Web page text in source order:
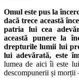
Omul este pus la
dacă trece această
patria lui cea
această punere la
drepturile lumii lui
lui adevărată, este
lumea de aici îi este
descompunerii și morții